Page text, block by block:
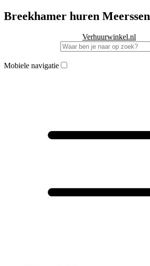
Breekhamer huren Meerssen
Verhuurwinkel.nl
Mobiele navigatie